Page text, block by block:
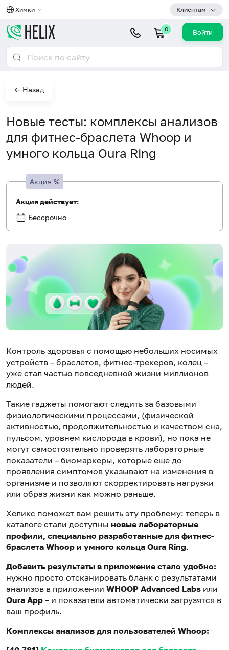
Химки Клиентам
0 Войти
← Назад
Новые тесты: комплексы анализов
для фитнес-браслета Whoop и
умного кольца Oura Ring
Контроль здоровья с помощью небольших носимых
устройств – браслетов, фитнес-трекеров, колец –
уже стал частью повседневной жизни миллионов
людей.
Такие гаджеты помогают следить за базовыми
физиологическими процессами, (физической
активностью, продолжительностью и качеством сна,
пульсом, уровнем кислорода в крови), но пока не
могут самостоятельно проверять лабораторные
показатели – биомаркеры, которые еще до
проявления симптомов указывают на изменения в
организме и позволяют скорректировать нагрузки
или образ жизни как можно раньше.
Хеликс поможет вам решить эту проблему: теперь в
каталоге стали доступны новые лабораторные
профили, специально разработанные для фитнес-
браслета Whoop и умного кольца Oura Ring.
Добавить результаты в приложение стало удобно:
нужно просто отсканировать бланк с результатами
анализов в приложении WHOOP Advanced Labs или
Oura App – и показатели автоматически загрузятся в
ваш профиль.
Комплексы анализов для пользователей Whoop:
Акция %
Акция действует:
Бессрочно